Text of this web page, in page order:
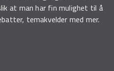
at man har fin mulighet til å
temakvelder med mer.